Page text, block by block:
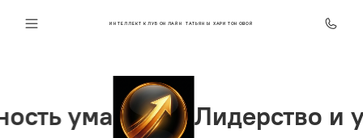
ИНТЕЛЛЕКТ КЛУБ ОНЛАЙН ТАТЬЯНЫ ХАРИТОНОВОЙ
ума Лидерство и